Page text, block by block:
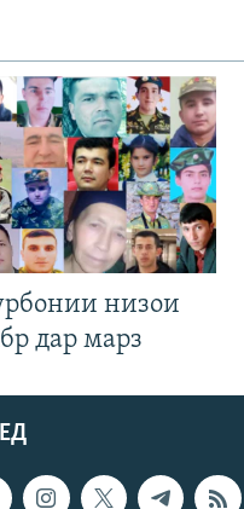
низои
дар марз